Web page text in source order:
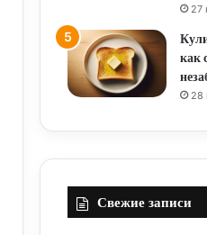
27
как
28
Свежие записи